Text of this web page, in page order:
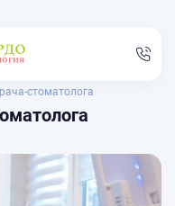
стоматолога